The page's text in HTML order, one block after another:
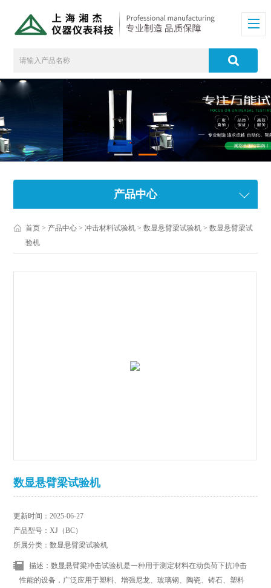
产品中心
首页 > 产品中心 >冲击材料试验机 >数显悬臂梁试验机 > 数显悬臂梁试
验机
数显悬臂梁试验机
更新时间：2025-06-27
产品型号：XJ（BC）
所属分类：数显悬臂梁试验机
描述：数显悬臂梁冲击试验机是一种用于测定材料在动负荷下抗冲击
性能的设备，广泛应用于塑料、增强尼龙、玻璃钢、陶瓷、铸石、塑料